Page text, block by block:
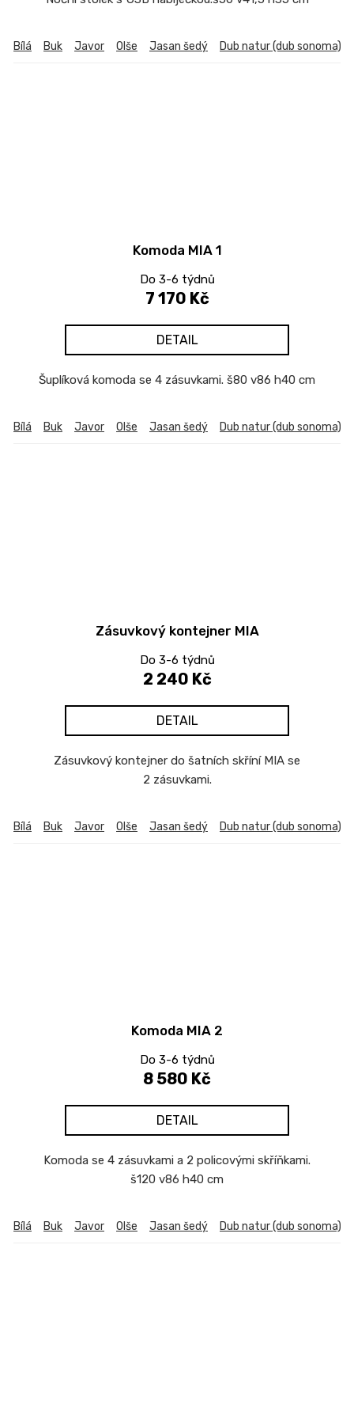
Bílá Buk Javor Olše Jasan šedý Dub natur (dub sonoma)
Komoda MIA 1
Do 3-6 týdnů
7 170 Kč
DETAIL
Šuplíková komoda se 4 zásuvkami. š80 v86 h40 cm
Bílá Buk Javor Olše Jasan šedý Dub natur (dub sonoma)
Zásuvkový kontejner MIA
Do 3-6 týdnů
2 240 Kč
DETAIL
Zásuvkový kontejner do šatních skříní MIA se
2 zásuvkami.
Bílá Buk Javor Olše Jasan šedý Dub natur (dub sonoma)
Komoda MIA 2
Do 3-6 týdnů
8 580 Kč
DETAIL
Komoda se 4 zásuvkami a 2 policovými skříňkami.
š120 v86 h40 cm
Bílá Buk Javor Olše Jasan šedý Dub natur (dub sonoma)